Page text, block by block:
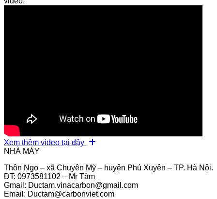
Xem thêm video tại đây
NHÀ MÁY
Thôn Ngọ – xã Chuyên Mỹ – huyện Phú Xuyên – TP. Hà Nội.
ĐT: 0973581102 – Mr Tâm
Gmail: Ductam.vinacarbon@gmail.com
Email: Ductam@carbonviet.com